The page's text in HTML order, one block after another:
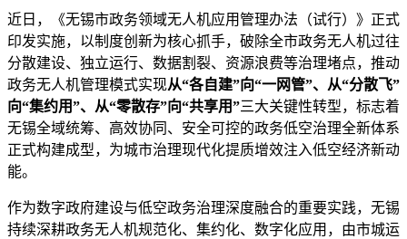
近日，《无锡市政务领域无人机应用管理办法（试行）》正式
印发实施，以制度创新为核心抓手，破除全市政务无人机过往
分散建设、独立运行、数据割裂、资源浪费等治理堵点，推动
政务无人机管理模式实现从“各自建”向“一网管”、从“分散飞”
向“集约用”、从“零散存”向“共享用”三大关键性转型，标志着
无锡全域统筹、高效协同、安全可控的政务低空治理全新体系
正式构建成型，为城市治理现代化提质增效注入低空经济新动
能。
作为数字政府建设与低空政务治理深度融合的重要实践，无锡
持续深耕政务无人机规范化、集约化、数字化应用，由市城运